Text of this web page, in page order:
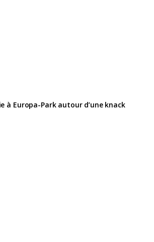
à Europa-Park autour d’une knack